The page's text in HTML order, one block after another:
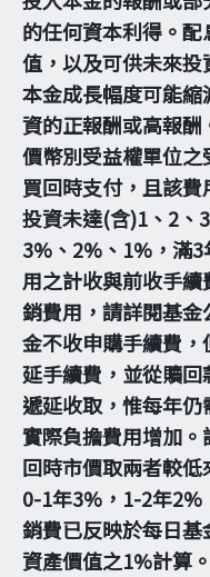
的任何資本利得。
值，以及可供未來投
本金成長幅度可能
資的正報酬或高報
價幣別受益權單位
買回時支付，且該費
投資未達(含)1、2、
3%、2%、1%，滿
用之計收與前收手
銷費用，請詳閱基
金不收申購手續費
延手續費，並從贖
遞延收取，惟每年
實際負擔費用增加
回時市價取兩者較低
0-1年3%，1-2年
銷費已反映於每日
資產價值之1%計算